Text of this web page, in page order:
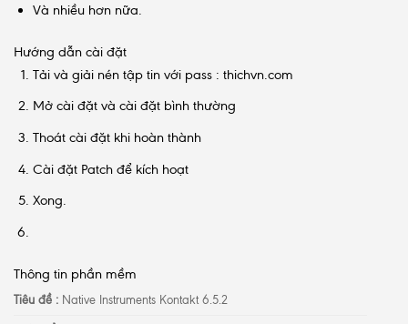
Và nhiều hơn nữa.
Hướng dẫn cài đặt
Tải và giải nén tập tin với pass : thichvn.com
Mở cài đặt và cài đặt bình thường
Thoát cài đặt khi hoàn thành
Cài đặt Patch để kích hoạt
Xong.
Thông tin phần mềm
Tiêu đề : Native Instruments Kontakt 6.5.2